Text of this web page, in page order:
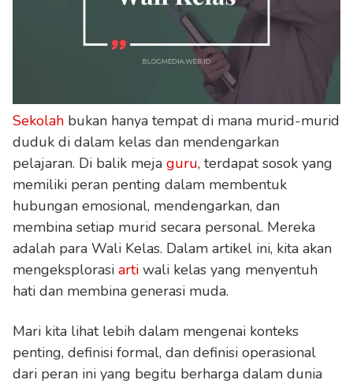
Sekolah bukan hanya tempat di mana murid-murid
duduk di dalam kelas dan mendengarkan
pelajaran. Di balik meja guru, terdapat sosok yang
memiliki peran penting dalam membentuk
hubungan emosional, mendengarkan, dan
membina setiap murid secara personal. Mereka
adalah para Wali Kelas. Dalam artikel ini, kita akan
mengeksplorasi arti wali kelas yang menyentuh
hati dan membina generasi muda.
Mari kita lihat lebih dalam mengenai konteks
penting, definisi formal, dan definisi operasional
dari peran ini yang begitu berharga dalam dunia